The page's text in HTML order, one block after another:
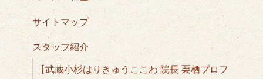
サイトマップ
スタッフ紹介
【武蔵小杉はりきゅうここわ 院長 栗栖プロフ